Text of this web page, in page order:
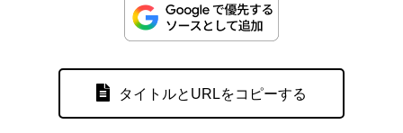
タイトルとURLをコピーする